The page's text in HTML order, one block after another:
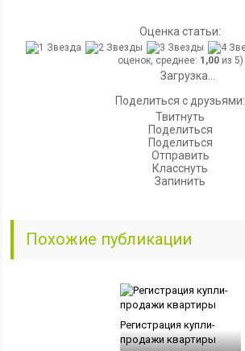
Оценка статьи:
оценок, среднее: 1,00из 5)
Загрузка...
Поделиться с друзьями:
Твитнуть
Поделиться
Поделиться
Отправить
Класснуть
Запинить
Похожие публикации
Регистрация купли-
продажи квартиры